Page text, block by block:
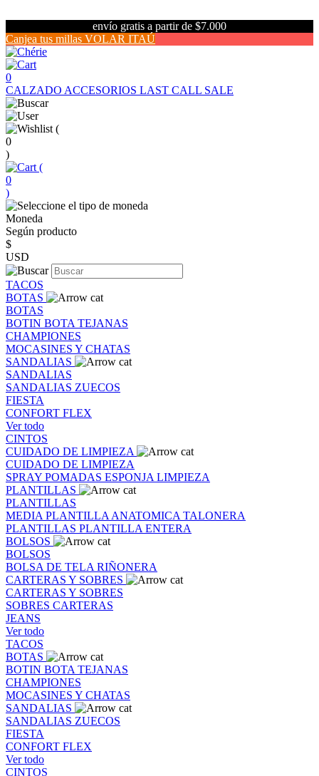
envío gratis a partir de $7.000
Canjea tus millas VOLAR ITAÚ
0
CALZADO ACCESORIOS LAST CALL SALE
(
0
)
(
0
)
Moneda
Según producto
$
USD
TACOS
BOTAS
BOTAS
BOTIN BOTA TEJANAS
CHAMPIONES
MOCASINES Y CHATAS
SANDALIAS
SANDALIAS
SANDALIAS ZUECOS
FIESTA
CONFORT FLEX
Ver todo
CINTOS
CUIDADO DE LIMPIEZA
CUIDADO DE LIMPIEZA
SPRAY POMADAS ESPONJA LIMPIEZA
PLANTILLAS
PLANTILLAS
MEDIA PLANTILLA ANATOMICA TALONERA
PLANTILLAS PLANTILLA ENTERA
BOLSOS
BOLSOS
BOLSA DE TELA RIÑONERA
CARTERAS Y SOBRES
CARTERAS Y SOBRES
SOBRES CARTERAS
JEANS
Ver todo
TACOS
BOTAS
BOTIN BOTA TEJANAS
CHAMPIONES
MOCASINES Y CHATAS
SANDALIAS
SANDALIAS ZUECOS
FIESTA
CONFORT FLEX
Ver todo
CINTOS